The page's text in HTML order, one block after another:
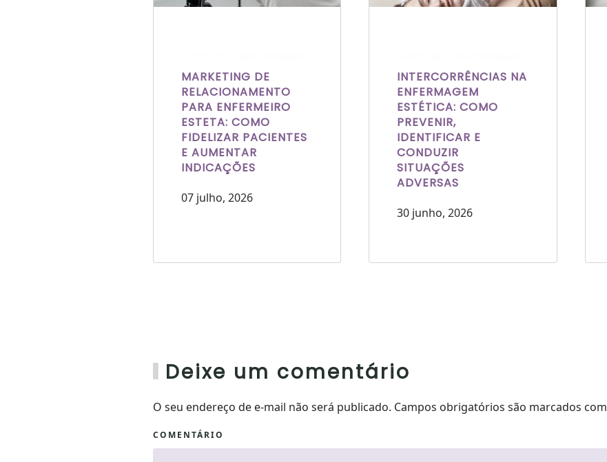
MARKETING DE
RELACIONAMENTO
PARA ENFERMEIRO
ESTETA: COMO
FIDELIZAR PACIENTES
E AUMENTAR
INDICAÇÕES
07 julho, 2026
INTERCORRÊNCIAS NA
ENFERMAGEM
ESTÉTICA: COMO
PREVENIR,
IDENTIFICAR E
CONDUZIR
SITUAÇÕES
ADVERSAS
30 junho, 2026
Deixe um comentário
O seu endereço de e-mail não será publicado. Campos obrigatórios são marcados com
COMENTÁRIO